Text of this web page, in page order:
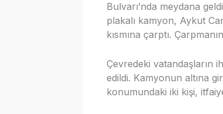
Bulvarı’nda meydana
plakalı kamyon, Aykut
kısmına çarptı.
Çevredeki vatandaşların
edildi. Kamyonun altına
konumundaki iki kişi,